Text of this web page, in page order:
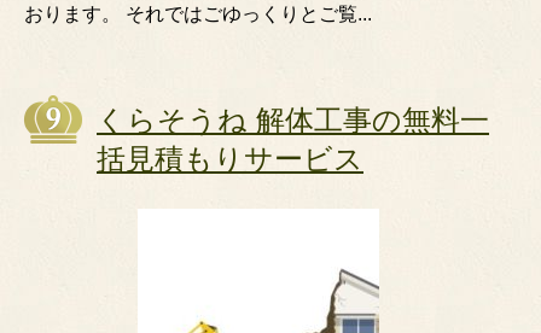
おります。 それではごゆっくりとご覧...
くらそうね 解体工事の無料一
括見積もりサービス